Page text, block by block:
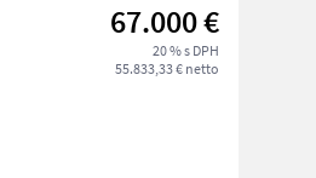
67.000 €
20 % s DPH
55.833,33 € netto